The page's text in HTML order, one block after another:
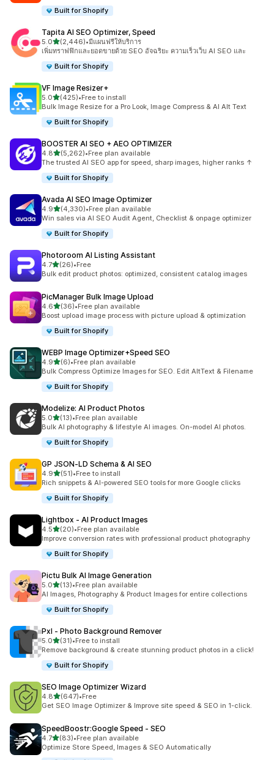
Built for Shopify
Tapita AI SEO Optimizer, Speed
5.0เต็ม 5 ดาว
(2,446)
ทั้งหมด 2446 รีวิว
•มีแผนฟรีให้บริการ
เพิ่มทราฟฟิกและยอดขายด้วย SEO อัจฉริยะ ความเร็วเว็บ AI SEO และ
Built for Shopify
VF Image Resizer+
5.0เต็ม 5 ดาว
(425)
ทั้งหมด 425 รีวิว
•Free to install
Bulk Image Resize for a Pro Look, Image Compress & AI Alt Text
Built for Shopify
BOOSTER AI SEO + AEO OPTIMIZER
4.8เต็ม 5 ดาว
(5,262)
ทั้งหมด 5262 รีวิว
•Free plan available
The trusted AI SEO app for speed, sharp images, higher ranks ↑
Built for Shopify
Avada AI SEO Image Optimizer
4.9เต็ม 5 ดาว
(4,330)
ทั้งหมด 4330 รีวิว
•Free plan available
Win sales via AI SEO Audit Agent, Checklist & onpage optimizer
Built for Shopify
Photoroom AI Listing Assistant
4.7เต็ม 5 ดาว
(26)
ทั้งหมด 26 รีวิว
•Free
Bulk edit product photos: optimized, consistent catalog images
PicManager Bulk Image Upload
4.6เต็ม 5 ดาว
(36)
ทั้งหมด 36 รีวิว
•Free plan available
Boost upload image process with picture upload & optimization
Built for Shopify
WEBP Image Optimizer+Speed SEO
4.9เต็ม 5 ดาว
(6)
ทั้งหมด 6 รีวิว
•Free plan available
Bulk Compress Optimize Images for SEO. Edit AltText & Filename
Built for Shopify
Modelize: AI Product Photos
5.0เต็ม 5 ดาว
(13)
ทั้งหมด 13 รีวิว
•Free plan available
Bulk AI photography & lifestyle AI images. On-model AI photos.
Built for Shopify
GP JSON‑LD Schema & AI SEO
4.9เต็ม 5 ดาว
(51)
ทั้งหมด 51 รีวิว
•Free to install
Rich snippets & AI-powered SEO tools for more Google clicks
Built for Shopify
Lightbox ‑ AI Product Images
4.5เต็ม 5 ดาว
(20)
ทั้งหมด 20 รีวิว
•Free plan available
Improve conversion rates with professional product photography
Built for Shopify
Pictu Bulk AI Image Generation
5.0เต็ม 5 ดาว
(13)
ทั้งหมด 13 รีวิว
•Free plan available
AI Images, Photography & Product Images for entire collections
Built for Shopify
Pxl ‑ Photo Background Remover
5.0เต็ม 5 ดาว
(31)
ทั้งหมด 31 รีวิว
•Free to install
Remove background & create stunning product photos in a click!
Built for Shopify
SEO Image Optimizer Wizard
4.8เต็ม 5 ดาว
(647)
ทั้งหมด 647 รีวิว
•Free
Get SEO Image Optimizer & Improve site speed & SEO in 1-click.
SpeedBoostr:Google Speed ‑ SEO
4.7เต็ม 5 ดาว
(83)
ทั้งหมด 83 รีวิว
•Free plan available
Optimize Store Speed, Images & SEO Automatically